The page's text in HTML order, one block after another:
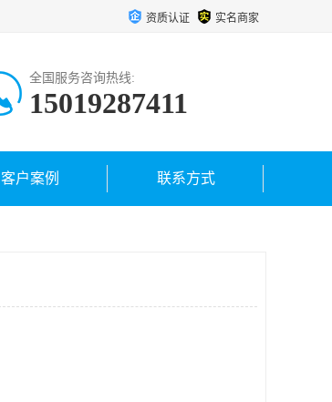
资质认证 实名商家
全国服务咨询热线:
15019287411
客户案例 联系方式